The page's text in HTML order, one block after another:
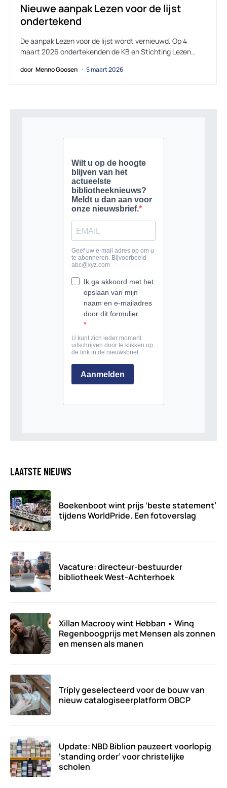
Nieuwe aanpak Lezen voor de lijst
ondertekend
De aanpak Lezen voor de lijst wordt vernieuwd. Op 4
maart 2026 ondertekenden de KB en Stichting Lezen…
door Menno Goosen 5 maart 2026
LAATSTE NIEUWS
Boekenboot wint prijs ‘beste statement’
tijdens WorldPride. Een fotoverslag
Vacature: directeur-bestuurder
bibliotheek West-Achterhoek
Xillan Macrooy wint Hebban • Winq
Regenboogprijs met Mensen als zonnen
en mensen als manen
Triply geselecteerd voor de bouw van
nieuw catalogiseerplatform OBCP
Update: NBD Biblion pauzeert voorlopig
‘standing order’ voor christelijke
scholen